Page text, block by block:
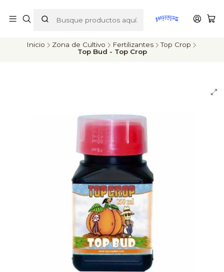
ENVÍOS A TODO CHILE
Inicio Zona de Cultivo Fertilizantes
Top Crop
Top Bud - Top Crop